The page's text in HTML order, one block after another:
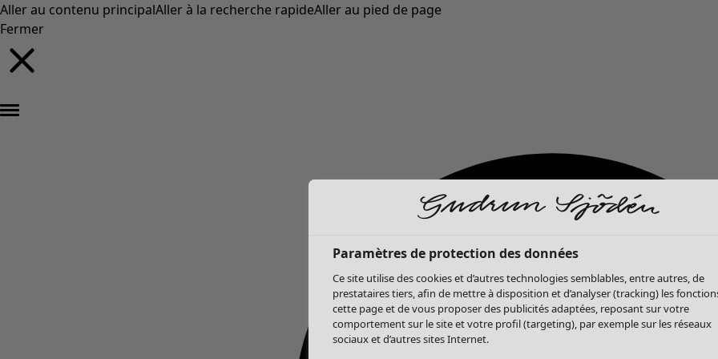
Aller au contenu principalAller à la recherche rapideAller au pied de page
Fermer
Paramètres de protection des données
Ce site utilise des cookies et d’autres technologies semblables, entre autres, de
prestataires tiers, afin de mettre à disposition et d’analyser (tracking) les
cette page et de vous proposer des publicités adaptées, reposant sur votre
comportement sur le site et votre profil (targeting), par exemple sur les réseaux
sociaux et d’autres sites Internet.